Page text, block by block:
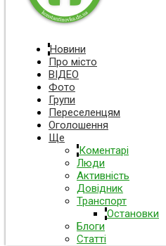
Новини
Про місто
ВІДЕО
Фото
Групи
Переселенцям
Оголошення
Ще
Коментарі
Люди
Активність
Довідник
Транспорт
Остановки
Блоги
Статті